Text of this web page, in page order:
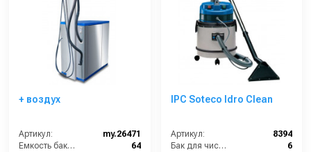
+ воздух
Артикул:
my.26471
Емкость бака для мусора (л):
64
IPC Soteco Idro Clean
Артикул:
8394
Бак для чистой воды (л):
6